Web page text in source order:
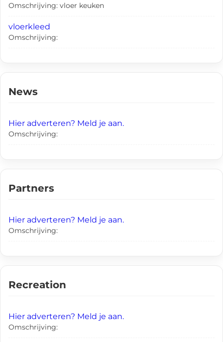
Omschrijving: vloer keuken
vloerkleed
Omschrijving:
News
Hier adverteren? Meld je aan.
Omschrijving:
Partners
Hier adverteren? Meld je aan.
Omschrijving:
Recreation
Hier adverteren? Meld je aan.
Omschrijving: